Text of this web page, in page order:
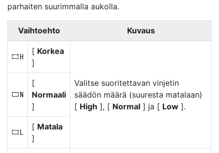
parhaiten suurimmalla aukolla.
Vaihtoehto Kuvaus
e
[ Korkea
]
Valitse suoritettavan vinjetin
säädön määrä (suuresta matalaan)
[ High ], [ Normal ] ja [ Low ].
g
[
Normaali
]
f
[ Matala
]